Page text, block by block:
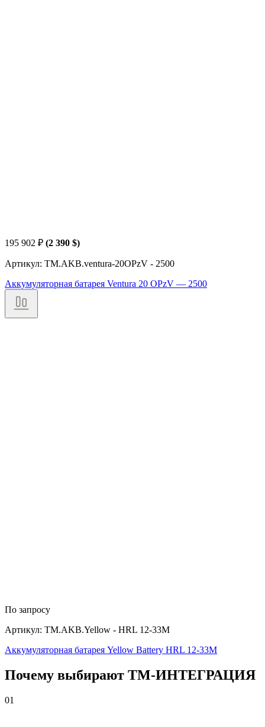
195 902 ₽ (2 390 $)
Артикул: TM.AKB.ventura-20OPzV - 2500
Аккумуляторная батарея Ventura 20 OPzV — 2500
По запросу
Артикул: TM.AKB.Yellow - HRL 12-33M
Аккумуляторная батарея Yellow Battery HRL 12-33M
Почему выбирают ТМ-ИНТЕГРАЦИЯ
01